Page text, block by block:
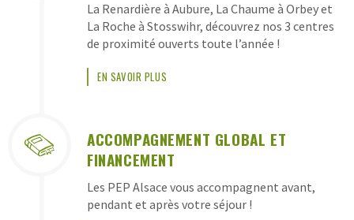
La Renardière à Aubure, La Chaume à Orbey et
La Roche à Stosswihr, découvrez nos 3 centres
de proximité ouverts toute l’année !
EN SAVOIR PLUS
ACCOMPAGNEMENT GLOBAL ET
FINANCEMENT
Les PEP Alsace vous accompagnent avant,
pendant et après votre séjour !